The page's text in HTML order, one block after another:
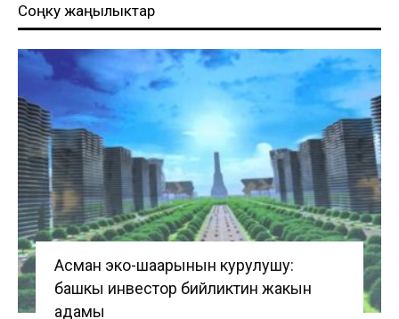
Соңку жаңылыктар
Асман эко-шаарынын курулушу:
башкы инвестор бийликтин жакын
адамы